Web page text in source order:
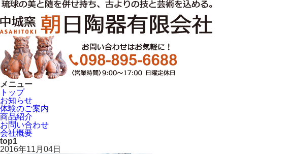
メニュー
トップ
お知らせ
体験のご案内
商品紹介
お問い合わせ
会社概要
top1
2016年11月04日